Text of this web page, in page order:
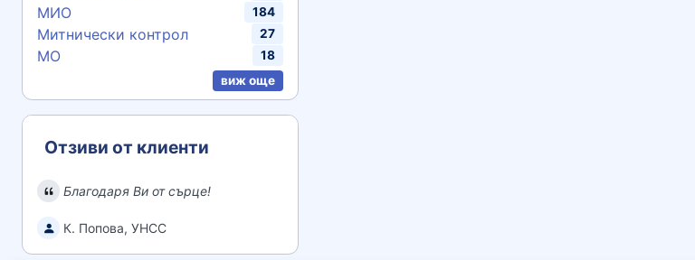
МИО 184
Митнически контрол 27
МО
18
виж още
Отзиви от клиенти
Благодаря Ви от сърце!
К. Попова, УНСС